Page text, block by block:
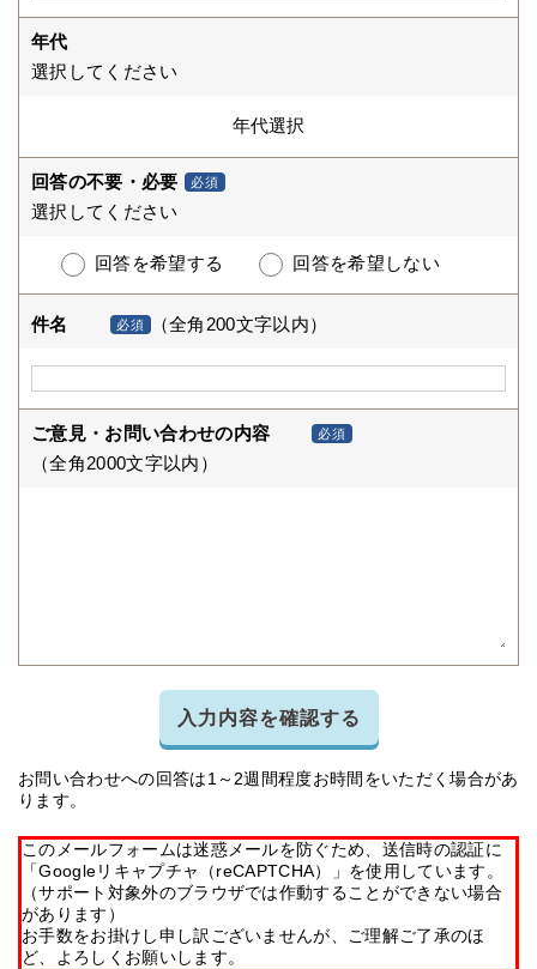
年代
選択してください
回答の不要・必要 必須
選択してください
回答を希望する 回答を希望しない
件名 必須 （全角200文字以内）
ご意見・お問い合わせの内容 必須
（全角2000文字以内）
入力内容を確認する
お問い合わせへの回答は1～2週間程度お時間をいただく場合があ
ります。
このメールフォームは迷惑メールを防ぐため、送信時の認証に
「Googleリキャプチャ（reCAPTCHA）」を使用しています。
（サポート対象外のブラウザでは作動することができない場合
があります）
お手数をお掛けし申し訳ございませんが、ご理解ご了承のほ
ど、よろしくお願いします。